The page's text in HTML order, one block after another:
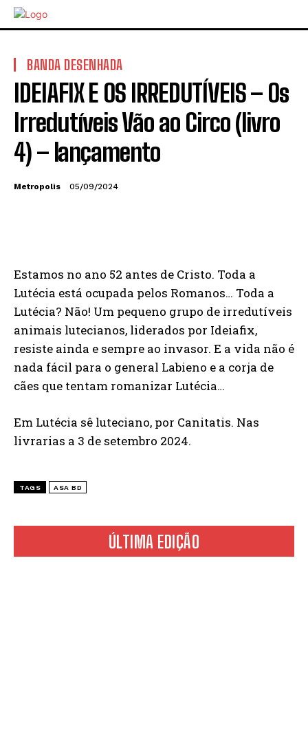
ÚLTIMA EDIÇÃO
BANDA DESENHADA
IDEIAFIX E OS IRREDUTÍVEIS – Os
Irredutíveis Vão ao Circo (livro
4) – lançamento
Metropolis 05/09/2024
Estamos no ano 52 antes de Cristo. Toda a
Lutécia está ocupada pelos Romanos… Toda a
Lutécia? Não! Um pequeno grupo de irredutíveis
animais lutecianos, liderados por Ideiafix,
resiste ainda e sempre ao invasor. E a vida não é
nada fácil para o general Labieno e a corja de
cães que tentam romanizar Lutécia…
Em Lutécia sê luteciano, por Canitatis. Nas
livrarias a 3 de setembro 2024.
TAGS ASA BD